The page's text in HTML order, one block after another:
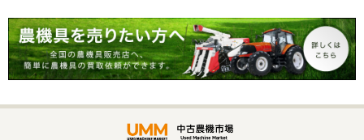
山梨県／
迅速丁寧にご対応くださいました。この度はありが